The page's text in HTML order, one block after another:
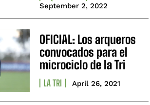
September 2, 2022
OFICIAL: Los arqueros
convocados para el
microciclo de la Tri
LA TRI April 26, 2021